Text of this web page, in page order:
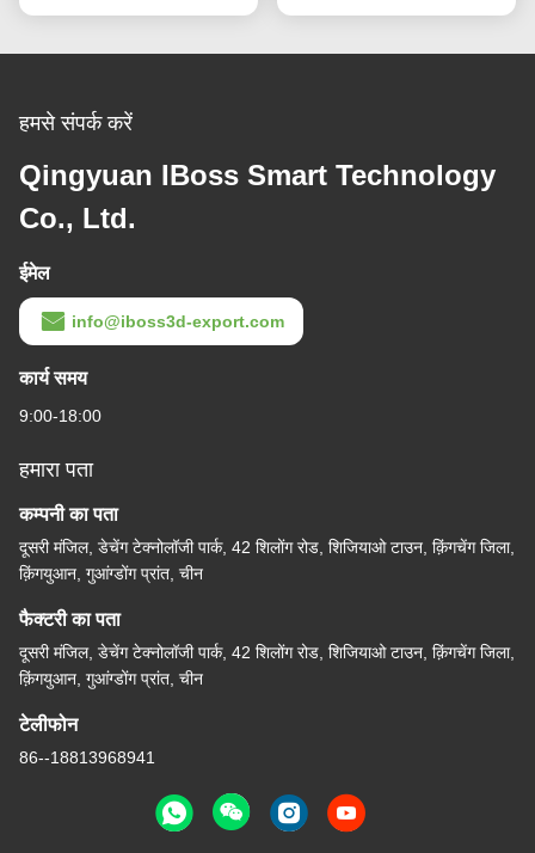
हमसे संपर्क करें
Qingyuan IBoss Smart Technology
Co., Ltd.
ईमेल
info@iboss3d-export.com
कार्य समय
9:00-18:00
हमारा पता
कम्पनी का पता
दूसरी मंजिल, डेचेंग टेक्नोलॉजी पार्क, 42 शिलोंग रोड, शिजियाओ टाउन, क़िंगचेंग जिला,
क़िंगयुआन, गुआंग्डोंग प्रांत, चीन
फैक्टरी का पता
दूसरी मंजिल, डेचेंग टेक्नोलॉजी पार्क, 42 शिलोंग रोड, शिजियाओ टाउन, क़िंगचेंग जिला,
क़िंगयुआन, गुआंग्डोंग प्रांत, चीन
टेलीफोन
86--18813968941